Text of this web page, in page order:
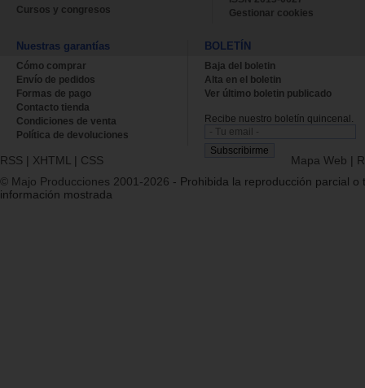
Cursos y congresos
Gestionar cookies
Nuestras garantías
Cómo comprar
Envío de pedidos
Formas de pago
Contacto tienda
Condiciones de venta
Política de devoluciones
BOLETÍN
Baja del boletin
Alta en el boletin
Ver último boletin publicado
Recibe nuestro boletín quincenal.
RSS | XHTML | CSS Mapa Web |
© Majo Producciones 2001-2026 - Prohibida la reproducción parcial o
información mostrada